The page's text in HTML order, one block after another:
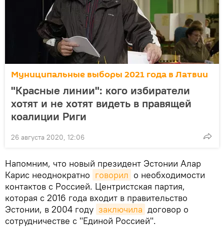
Муниципальные выборы 2021 года в Латвии
"Красные линии": кого избиратели
хотят и не хотят видеть в правящей
коалиции Риги
26 августа 2020, 12:06
Напомним, что новый президент Эстонии Алар
Карис неоднократно говорил о необходимости
контактов с Россией. Центристская партия,
которая с 2016 года входит в правительство
Эстонии, в 2004 году заключила договор о
сотрудничестве с "Единой Россией".